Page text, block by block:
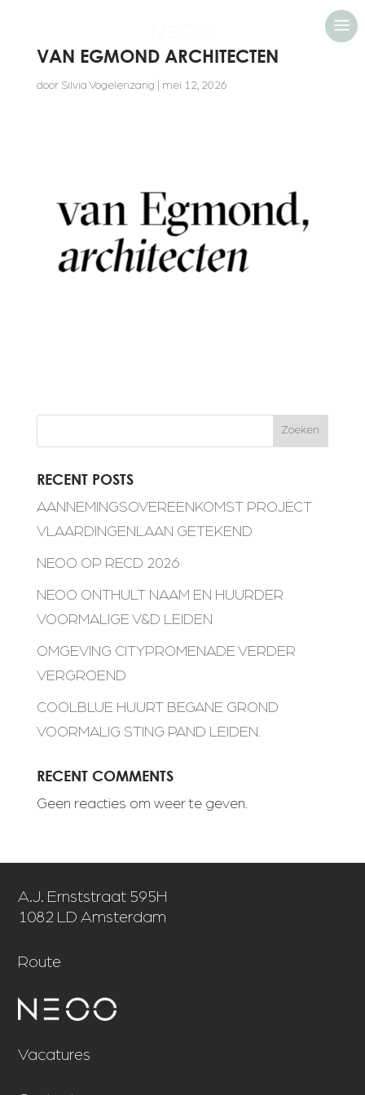
a
VAN EGMOND ARCHITECTEN
door Silvia Vogelenzang mei 12, 2026
Zoeken
RECENT POSTS
AANNEMINGSOVEREENKOMST PROJECT
VLAARDINGENLAAN GETEKEND
NEOO OP RECD 2026
NEOO ONTHULT NAAM EN HUURDER
VOORMALIGE V&D LEIDEN
OMGEVING CITYPROMENADE VERDER
VERGROEND
COOLBLUE HUURT BEGANE GROND
VOORMALIG STING PAND LEIDEN.
RECENT COMMENTS
Geen reacties om weer te geven.
A.J. Ernststraat 595H
1082 LD Amsterdam
Route
Vacatures